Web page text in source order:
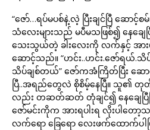
“ဇော်…ရပ်မပစ်နဲ့.လဲ့ ပြီးချင်ပြီ ဆော
သံလေးများသည် မပီမသဖြစ်၍ နေချေ
သေးသွယ်တဲ့ ခါးလေးကို လက်နှင့် အားပ
ဆောင့်သည်။ “ဟင်း..ဟင်း.ဇော်ရယ်.
သိပ်ချစ်တယ်” ဇော်ကအံကြိတ်ပြီး ဆေ
ပြီ..အရည်တွေလဲ စိုစိမ့်နေပြီ။ သူ၏
လည်း တဆတ်ဆတ် တုံချင်၍ နေချေပြီဖ
ဇော်မင်းကိုက အားရပါးရ လိုးပါတ
လက်ရော ခြေရော လေးဖက်ထောက်ပ